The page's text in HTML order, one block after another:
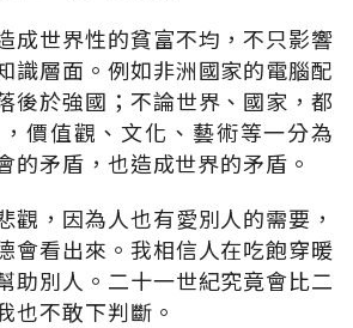
成世界性的貧富不均，不只影響
識層面。例如非洲國家的電腦配
後於強國；不論世界、國家，都
價值觀、文化、藝術等一分為
的矛盾，也造成世界的矛盾。
觀，因為人也有愛別人的需要，
會看出來。我相信人在吃飽穿暖
助別人。二十一世紀究竟會比二
也不敢下判斷。